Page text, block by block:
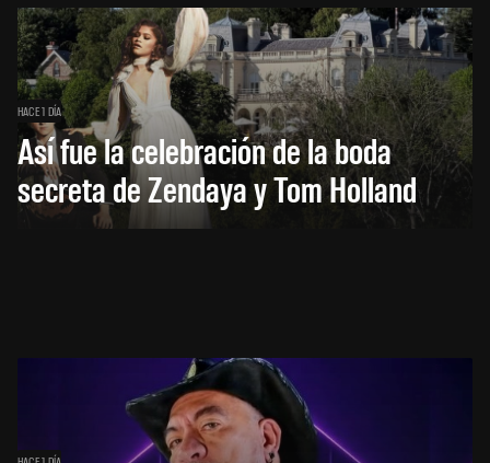
HACE 1 DÍA
Así fue la celebración de la boda
secreta de Zendaya y Tom Holland